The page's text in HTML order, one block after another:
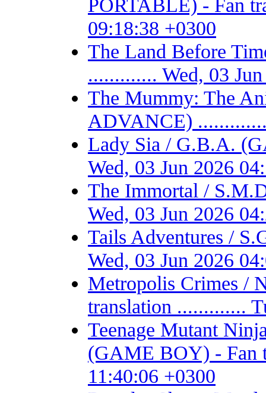
PORTABLE) - Fan
09:18:38 +0300
The Land Before
............. Wed, 03
The Mummy: The
ADVANCE)
Lady Sia / G.B.A.
Wed, 03 Jun 2026
The Immortal /
Wed, 03 Jun 2026
Tails Adventures /
Wed, 03 Jun 2026
Metropolis Crimes /
translation .............
Teenage Mutant
(GAME BOY) - Fan
11:40:06 +0300